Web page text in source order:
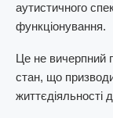
аутистичного
функціонування.
Це не вичерпний
стан, що
життєдіяльності